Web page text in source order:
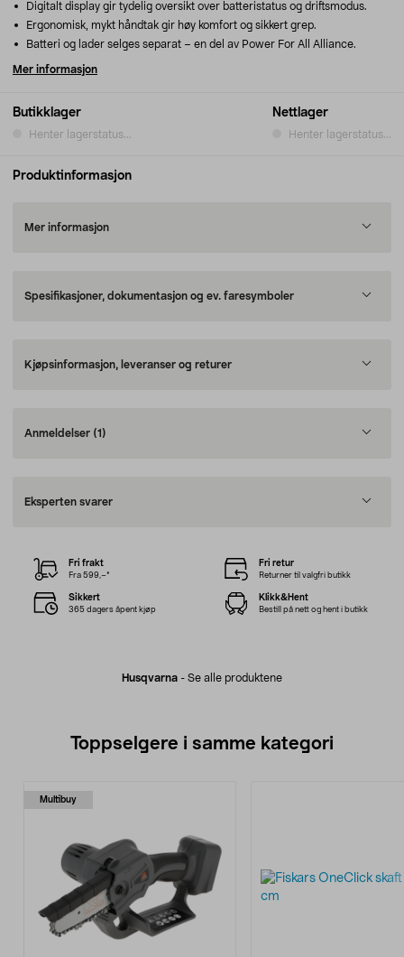
Butikklager
Henter lagerstatus...
Nettlager
Henter lagerstatus...
Digitalt display gir tydelig oversikt over batteristatus og driftsmodus.
Ergonomisk, mykt håndtak gir høy komfort og sikkert grep.
Batteri og lader selges separat – en del av Power For All Alliance.
Mer informasjon
Produktinformasjon
Mer informasjon
Spesifikasjoner, dokumentasjon og ev. faresymboler
Kjøpsinformasjon, leveranser og returer
Anmeldelser (1)
Eksperten svarer
Husqvarna - Se alle produktene
Fri frakt
Fra 599,–*
Fri retur
Returner til valgfri butikk
Sikkert
365 dagers åpent kjøp
Klikk&Hent
Bestill på nett og hent i butikk
Toppselgere i samme kategori
Multibuy